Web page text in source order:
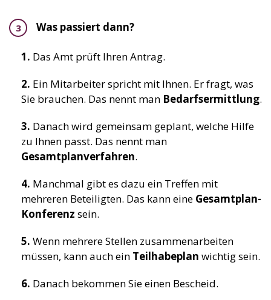
Was passiert dann?
1. Das Amt prüft Ihren Antrag.
2. Ein Mitarbeiter spricht mit Ihnen. Er fragt, was
Sie brauchen. Das nennt man Bedarfsermittlung.
3. Danach wird gemeinsam geplant, welche Hilfe
zu Ihnen passt. Das nennt man
Gesamtplanverfahren.
4. Manchmal gibt es dazu ein Treffen mit
mehreren Beteiligten. Das kann eine Gesamtplan-
Konferenz sein.
5. Wenn mehrere Stellen zusammenarbeiten
müssen, kann auch ein Teilhabeplan wichtig sein.
6. Danach bekommen Sie einen Bescheid.